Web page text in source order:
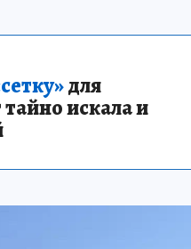
для
искала и